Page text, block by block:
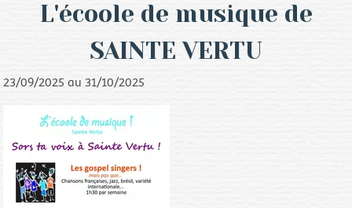
L'écoole de musique de
SAINTE VERTU
23/09/2025 au 31/10/2025